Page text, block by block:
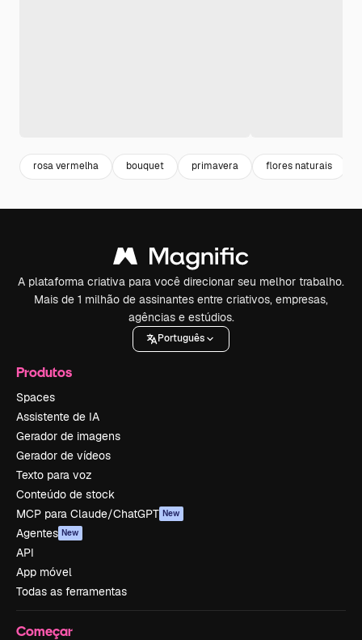
rosa vermelha bouquet primavera flores naturais
A plataforma criativa para você direcionar seu melhor trabalho.
Mais de 1 milhão de assinantes entre criativos, empresas,
agências e estúdios.
Português
Produtos
Spaces
Assistente de IA
Gerador de imagens
Gerador de vídeos
Texto para voz
Conteúdo de stock
MCP para Claude/ChatGPT New
Agentes New
API
App móvel
Todas as ferramentas
Começar